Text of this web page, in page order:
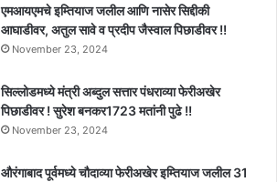
एमआयएमचे इम्तियाज जलील आणि नासेर सिद्दीकी
आघाडीवर, अतुल सावे व प्रदीप जैस्वाल पिछाडीवर !!
November 23, 2024
सिल्लोडमध्ये मंत्री अब्दुल सत्तार पंधराव्या फेरीअखेर
पिछाडीवर ! सुरेश बनकर1723 मतांनी पुढे !!
November 23, 2024
औरंगाबाद पूर्वमध्ये चौदाव्या फेरीअखेर इम्तियाज जलील 31